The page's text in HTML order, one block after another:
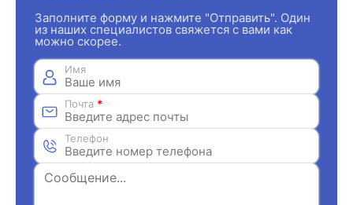
Заполните форму и нажмите "Отправить". Один
из наших специалистов свяжется с вами как
можно скорее.
Имя
Почта *
Телефон